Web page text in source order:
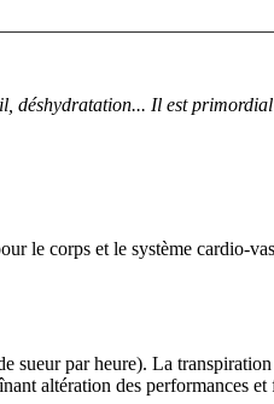
déshydratation... Il est
le corps et le système cardio-
par heure). La
altération des performances et